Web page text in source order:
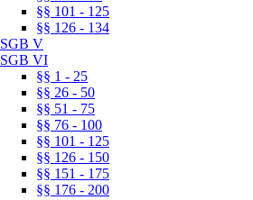
§§ 101 - 125
§§ 126 - 134
SGB V
SGB VI
§§ 1 - 25
§§ 26 - 50
§§ 51 - 75
§§ 76 - 100
§§ 101 - 125
§§ 126 - 150
§§ 151 - 175
§§ 176 - 200